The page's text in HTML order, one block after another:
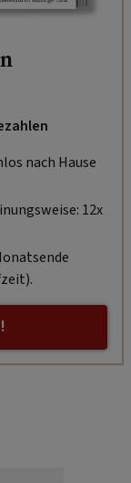
nach Hause
12x